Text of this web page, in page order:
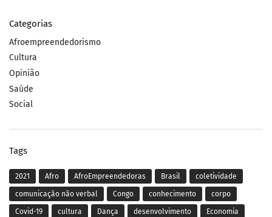
Categorias
Afroempreendedorismo
Cultura
Opinião
Saúde
Social
Tags
2021 Afro AfroEmpreendedoras Brasil coletividade
comunicação não verbal Congo conhecimento corpo
Covid-19 cultura Dança desenvolvimento Economia